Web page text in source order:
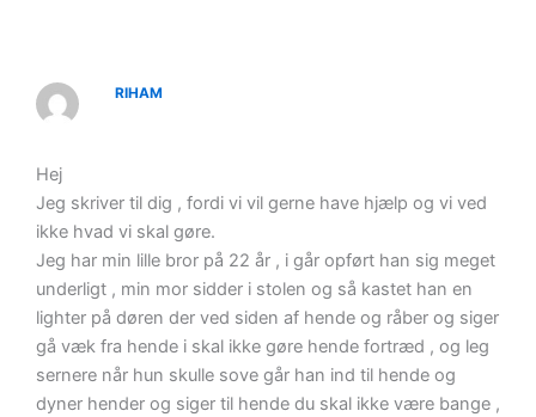
RIHAM
Hej
Jeg skriver til dig , fordi vi vil gerne have hjælp og vi ved
ikke hvad vi skal gøre.
Jeg har min lille bror på 22 år , i går opført han sig meget
underligt , min mor sidder i stolen og så kastet han en
lighter på døren der ved siden af hende og råber og siger
gå væk fra hende i skal ikke gøre hende fortræd , og leg
sernere når hun skulle sove går han ind til hende og
dyner hender og siger til hende du skal ikke være bange ,